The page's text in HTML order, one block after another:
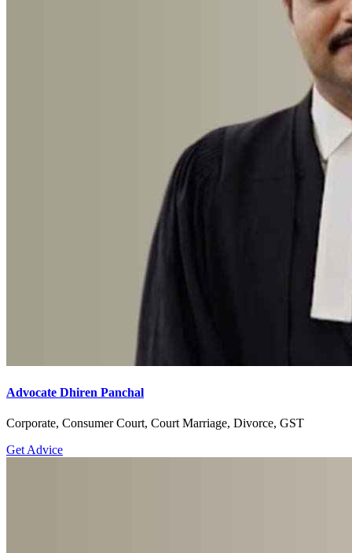
Advocate Dhiren Panchal
Corporate, Consumer Court, Court Marriage, Divorce, GST
Get Advice